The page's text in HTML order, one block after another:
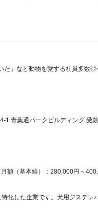
た」など動物を愛する社員多数
青葉通パークビルディング 受動
額（基本給）：280,000円～
化した企業です。犬用ジステン